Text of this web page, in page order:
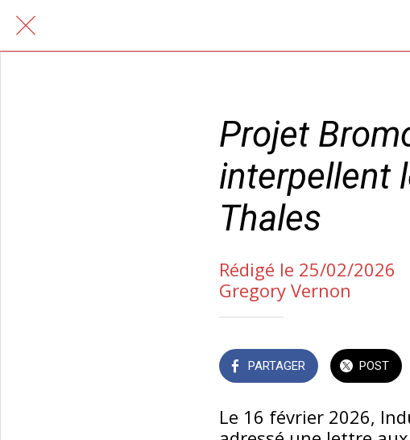
Projet
interpellent
Thales
Rédigé le 25/02/2026
Gregory Vernon
PARTAGER POST
Le 16 février 2026,